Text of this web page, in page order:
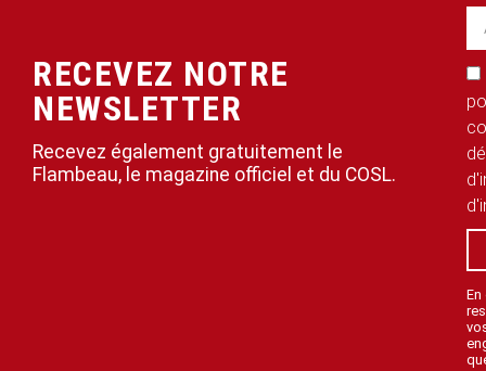
RECEVEZ NOTRE
NEWSLETTER
Recevez également gratuitement le
Flambeau, le magazine officiel et du COSL.